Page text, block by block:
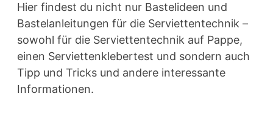
Hier findest du nicht nur Bastelideen und
Bastelanleitungen für die Serviettentechnik –
sowohl für die Serviettentechnik auf Pappe,
einen Serviettenklebertest und sondern auch
Tipp und Tricks und andere interessante
Informationen.